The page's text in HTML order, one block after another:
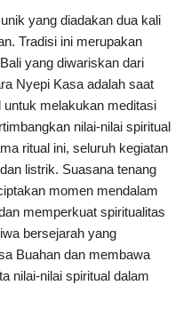
yang diadakan dua kali
Tradisi ini merupakan
yang diwariskan dari
Nyepi Kasa adalah saat
melakukan meditasi
nilai-nilai spiritual
ritual ini, seluruh kegiatan
listrik. Suasana tenang
momen mendalam
memperkuat spiritualitas
bersejarah yang
Buahan dan membawa
nilai-nilai spiritual dalam